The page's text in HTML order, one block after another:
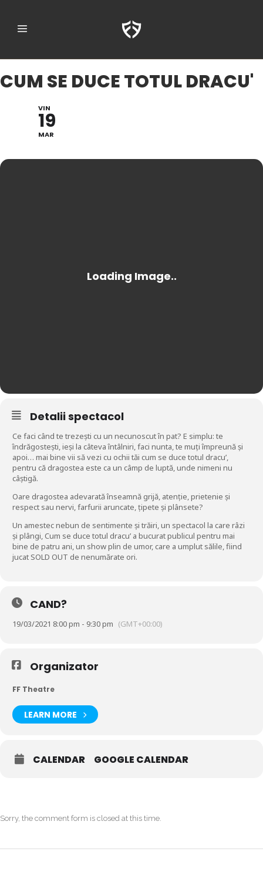
CUM SE DUCE TOTUL DRACU'
VIN
19
MAR
Detalii spectacol
Ce faci când te trezești cu un necunoscut în pat? E simplu: te
îndrăgostești, ieși la câteva întâlniri, faci nunta, te muți împreună și
apoi… mai bine vii să vezi cu ochii tăi cum se duce totul dracu’,
pentru că dragostea este ca un câmp de luptă, unde nimeni nu
câștigă.
Oare dragostea adevarată înseamnă grijă, atenție, prietenie și
respect sau nervi, farfurii aruncate, țipete și plânsete?
Un amestec nebun de sentimente și trăiri, un spectacol la care râzi
și plângi, Cum se duce totul dracu’ a bucurat publicul pentru mai
bine de patru ani, un show plin de umor, care a umplut sălile, fiind
jucat SOLD OUT de nenumărate ori.
CAND?
19/03/2021 8:00 pm - 9:30 pm (GMT+00:00)
Organizator
FF Theatre
LEARN MORE
CALENDAR GOOGLE CALENDAR
Sorry, the comment form is closed at this time.